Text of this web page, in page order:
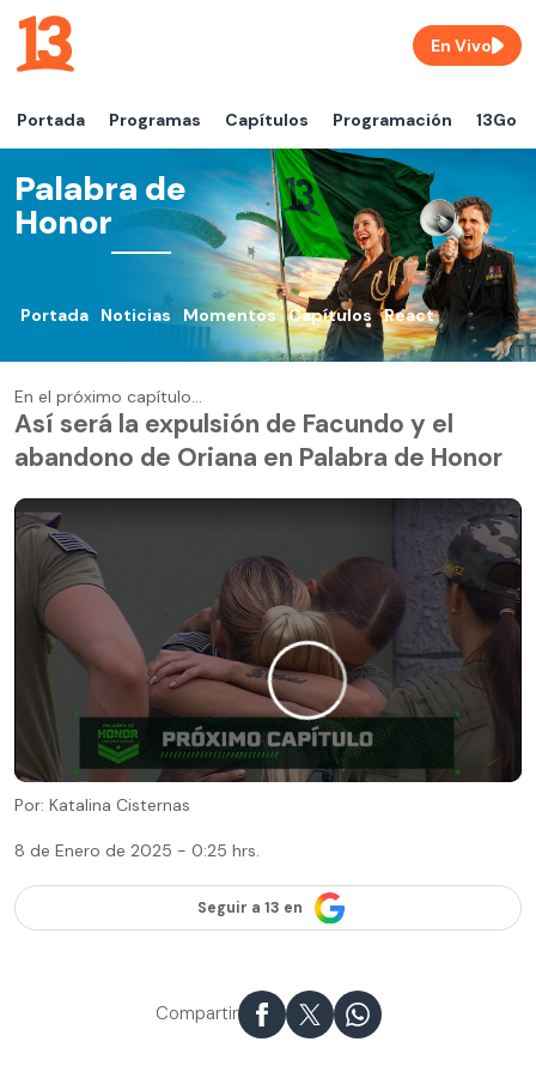
Portada Programas Capítulos Programación 13Go
En Vivo
Palabra de
Honor
Portada Noticias Momentos Capítulos React
En el próximo capítulo...
Así será la expulsión de Facundo y el
abandono de Oriana en Palabra de Honor
Por: Katalina Cisternas
8 de Enero de 2025 - 0:25 hrs.
Seguir a 13 en
Compartir